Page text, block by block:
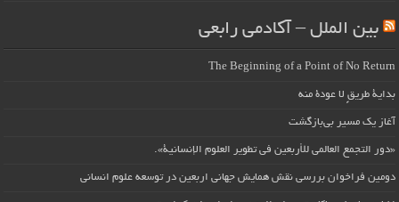
بین الملل – آکادمی رابعی
The Beginning of a Point of No Return
بداية طريقٍ لا عودة منه
آغاز یک مسیر بی‌بازگشت
«دور التجمع العالمي للأربعين في تطوير العلوم الإنسانية».
دومین فراخوان بررسی نقش همایش جهانی اربعین در توسعه علوم انسانی